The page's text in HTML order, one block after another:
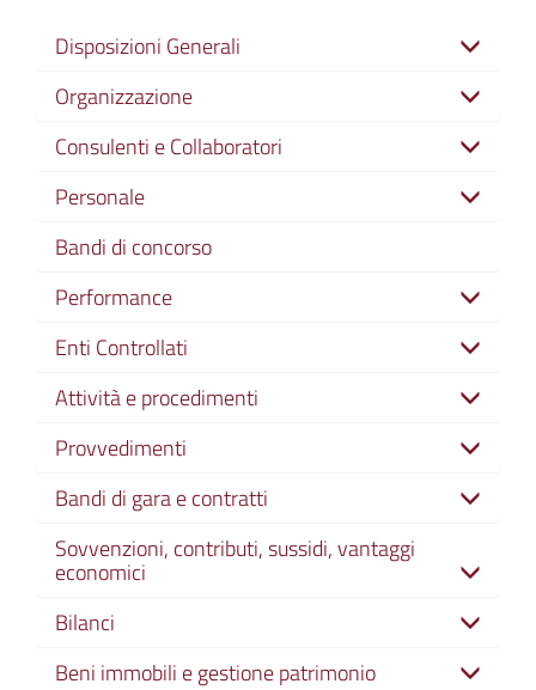
Disposizioni Generali
Organizzazione
Consulenti e Collaboratori
Personale
Bandi di concorso
Performance
Enti Controllati
Attività e procedimenti
Provvedimenti
Bandi di gara e contratti
Sovvenzioni, contributi, sussidi, vantaggi
economici
Bilanci
Beni immobili e gestione patrimonio